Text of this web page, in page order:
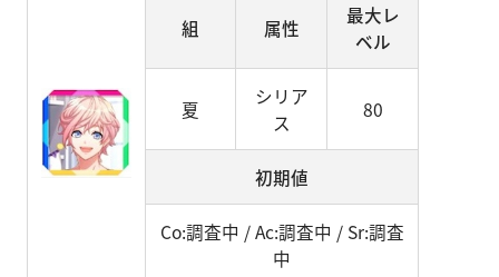
組 属性
最大レ
ベル
夏
シリア
ス
80
初期値
Co:調査中 / Ac:調査中 / Sr:調査
中